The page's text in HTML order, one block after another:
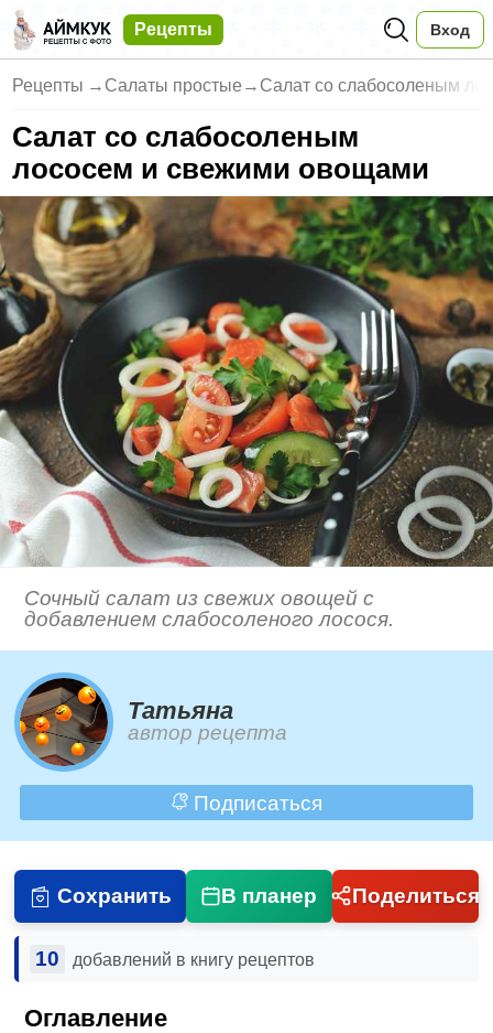
Рецепты Вход
Рецепты → Салаты простые → Салат со слабосоленым
Салат со слабосоленым
лососем и свежими овощами
Сочный салат из свежих овощей с
добавлением слабосоленого лосося.
Татьяна
автор рецепта
Подписаться
Сохранить В планер Поделиться
10 добавлений в книгу рецептов
Оглавление